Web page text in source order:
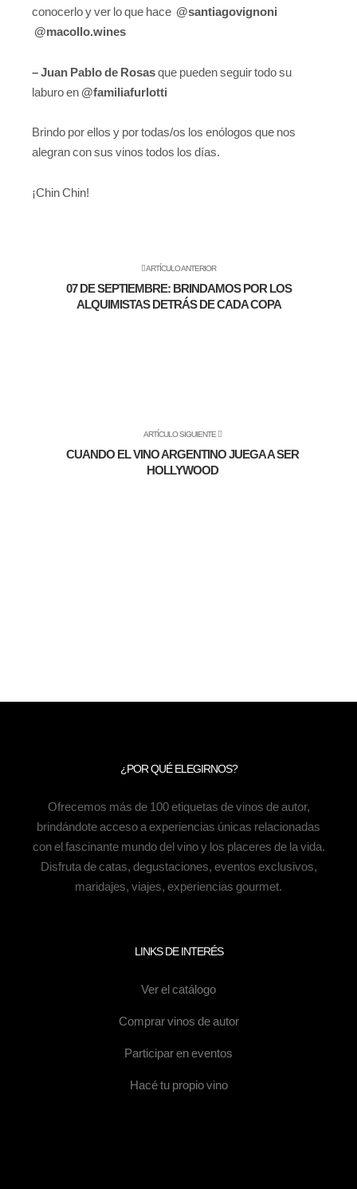
conocerlo y ver lo que hace @santiagovignoni
@macollo.wines
– Juan Pablo de Rosasque pueden seguir todo su
laburo en @familiafurlotti
Brindo por ellos y por todas/os los enólogos que nos
alegran con sus vinos todos los días.
¡Chin Chin!
ARTÍCULO ANTERIOR
07 DE SEPTIEMBRE: BRINDAMOS POR LOS
ALQUIMISTAS DETRÁS DE CADA COPA
ARTÍCULO SIGUIENTE
CUANDO EL VINO ARGENTINO JUEGA A SER
HOLLYWOOD
¿POR QUÉ ELEGIRNOS?
Ofrecemos más de 100 etiquetas de vinos de autor,
brindándote acceso a experiencias únicas relacionadas
con el fascinante mundo del vino y los placeres de la vida.
Disfruta de catas, degustaciones, eventos exclusivos,
maridajes, viajes, experiencias gourmet.
LINKS DE INTERÉS
Ver el catálogo
Comprar vinos de autor
Participar en eventos
Hacé tu propio vino